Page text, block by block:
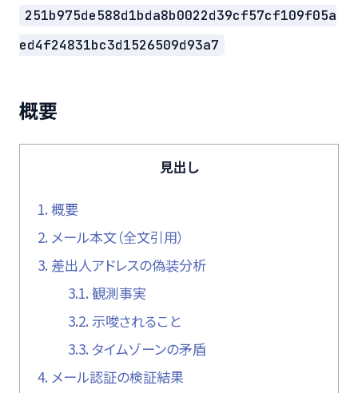
251b975de588d1bda8b0022d39cf57cf109f05a
ed4f24831bc3d1526509d93a7
概要
見出し
1. 概要
2. メール本文（全文引用）
3. 差出人アドレスの偽装分析
3.1. 観測事実
3.2. 示唆されること
3.3. タイムゾーンの矛盾
4. メール認証の検証結果